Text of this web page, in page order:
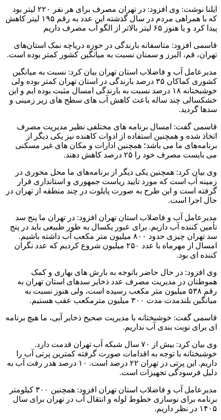
ایلنا نوشت: وی افزود: در تهران مصرف برای هر نفر ۲۲۰ لیتر بود
که با همراهی مردم در سال گذشته این عدد به رقم ۱۹۵ لیتر کاهش
پیدا کرد و یا هنوز ۶۵ لیتر بالاتر از الگو آب مصرف داریم
قاسمی افزود: متاسفانه بارندگی در حوزه دریاچه نمک استان‌های
تهران، قم، البرز و سمنان نسبت به میانگین کشور کمتر بوده است.
مدیرعامل آب و فاضلاب استان تهران بیان کرد: نسبت به میانگین
کشوری کماکان ۳۵ درصد بارندگی در استان تهران کمتر بوده ولی
خوشبختانه ۱۸ درصد نسبت به بارندگی امسال مثبت بوده ایم و این
خشکسالی چند ساله باعث کاهش آب های سطح های زیر زمینی و
سدها گردید.
قاسمی گفت: امسال برنامه های مختلفی نظیر مدیریت مصرف
اتخاذ شده و همچنین استفاده از ادوات کاهنده نیز یکی دیگر از
برنامه‌های ما می باشد؛ همچنین ادارات و مکان های غیر مسکنی
می بایست مصرف خود را ۲۵ درصد کاهش دهند.
وی بیان کرد: همچنین یکی دیگر از برنامه‌های ما محل محوری در
زمینه آب است که مورد تایید ریاست جمهوری و استانداری قرار
گرفته است و این طرح به صورت پایلوت در چند منطقه از تهران در
حال اجرا است.
مدیرعامل آب و فاضلاب استان تهران افزود: در تهران ما پنج سد
تأمین کننده آب داریم. برای عبور یکسال به طور طبیعی باید در پنج
سد تهران چیزی حدود ۸۰۰ میلیون متر مکعب آب داشته باشیم.
امسال از مهرماه با عدد ۲۵۰ میلیون شروع کردیم که عدد نگران
کننده ای بود.
وی افزود: در حال حاضر باتوجه به بارش های بهاری و کمک
هموطنان در مدیریت مصرف عدد ذخایر سدهای استان تهران به
رقم ۵۳۸ میلیون متر مکعب رسیده است، ولی هنوز نسبت به
میانگین بلندمدت مدت ۳۰۰ میلیون مترمکعب عقب هستیم.
قاسمی گفت: خوشبختانه با مدیریت صحیح ذخایر آبی، ما هیچ برنامه
ای برای نوبت بندی آب نداریم.
وی بیان کرد: بیش از ۷۰ سال شبکه آب تهران قدمت دارد.
خوشبختانه با توجه به اقدامات صورت گرفته کمترین پرتی آب را
داریم. این پرتی در تهران ۲۲ درصد است. ۱۰ درصد هدر رفت آب به
دلیل فرسودگی تجهیزات است.
مدیرعامل آب و فاضلاب استان تهران افزود: همچنین ۳۰۰ کیلومتر
برنامه برای نوسازی خطوط لوله و انتقال آب در تهران برای سال
۱۴۰۵ در نظر داریم.